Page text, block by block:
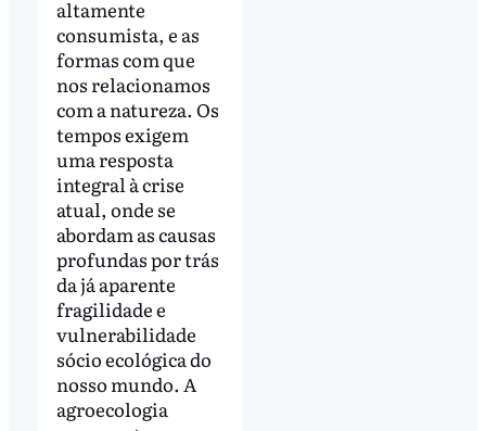
altamente
consumista, e as
formas com que
nos relacionamos
com a natureza. Os
tempos exigem
uma resposta
integral à crise
atual, onde se
abordam as causas
profundas por trás
da já aparente
fragilidade e
vulnerabilidade
sócio ecológica do
nosso mundo. A
agroecologia